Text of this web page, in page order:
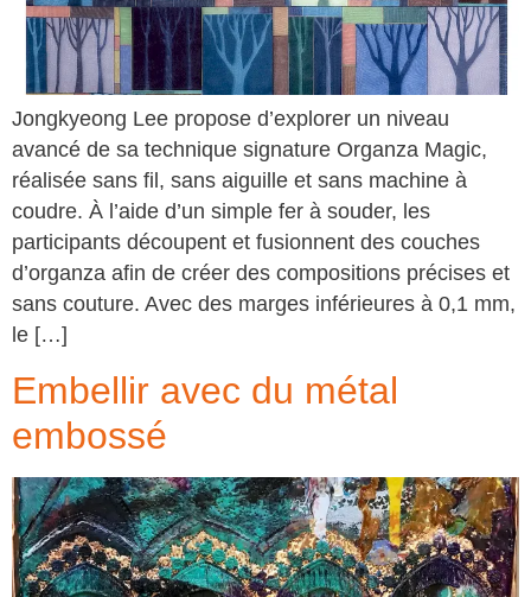
Jongkyeong Lee propose d’explorer un niveau
avancé de sa technique signature Organza Magic,
réalisée sans fil, sans aiguille et sans machine à
coudre. À l’aide d’un simple fer à souder, les
participants découpent et fusionnent des couches
d’organza afin de créer des compositions précises et
sans couture. Avec des marges inférieures à 0,1 mm,
le […]
Embellir avec du métal
embossé